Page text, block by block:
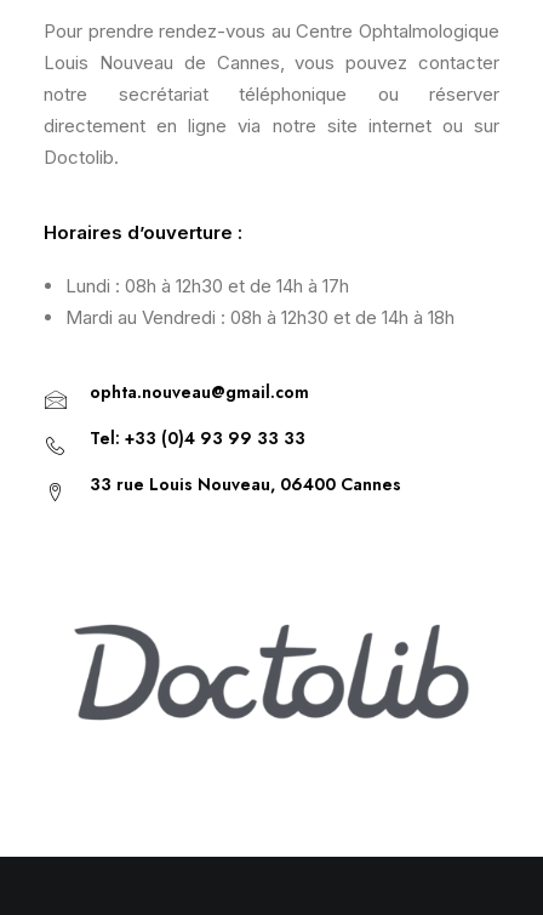
Pour prendre rendez-vous au Centre Ophtalmologique
Louis Nouveau de Cannes, vous pouvez contacter
notre secrétariat téléphonique ou réserver
directement en ligne via notre site internet ou sur
Doctolib.
Horaires d’ouverture :
Lundi : 08h à 12h30 et de 14h à 17h
Mardi au Vendredi : 08h à 12h30 et de 14h à 18h
ophta.nouveau@gmail.com
Tel: +33 (0)4 93 99 33 33
33 rue Louis Nouveau, 06400 Cannes